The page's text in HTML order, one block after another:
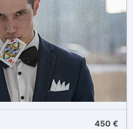
450 €